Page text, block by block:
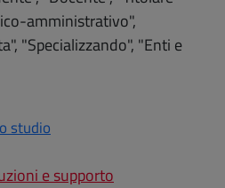
amministrativo",
"Specializzando", "Enti e
studio
e supporto